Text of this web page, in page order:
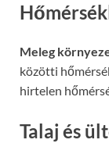
Meleg
közötti
hirtelen
Talaj és